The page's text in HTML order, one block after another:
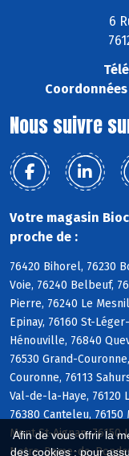
Afin de vous offrir la
des cookies : pour
6
Coordonnées
Nous suivre
Votre magasin
proche de :
76420 Bihorel, 76230
Voie, 76240 Belbeuf,
Pierre, 76240 Le
Epinay, 76160 St-
Hénouville, 76840
76530 Grand-
Couronne, 76113
Val-de-la-Haye, 76120
76380 Canteleu,
Mont-St-Aignan, 76150
Notre-Dame-de-